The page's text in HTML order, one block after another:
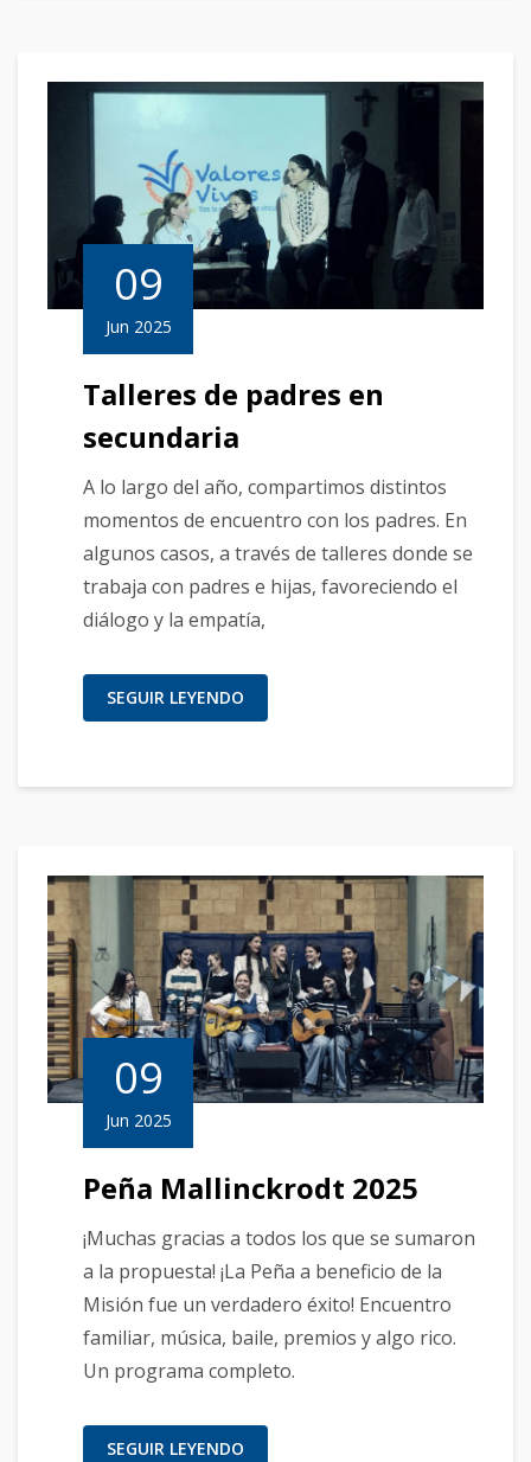
09
Jun 2025
Talleres de padres en
secundaria
A lo largo del año, compartimos distintos
momentos de encuentro con los padres. En
algunos casos, a través de talleres donde se
trabaja con padres e hijas, favoreciendo el
diálogo y la empatía,
SEGUIR LEYENDO
09
Jun 2025
Peña Mallinckrodt 2025
¡Muchas gracias a todos los que se sumaron
a la propuesta! ¡La Peña a beneficio de la
Misión fue un verdadero éxito! Encuentro
familiar, música, baile, premios y algo rico.
Un programa completo.
SEGUIR LEYENDO